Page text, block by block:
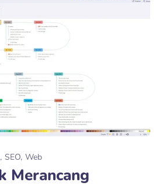
SEO Web
Merancang